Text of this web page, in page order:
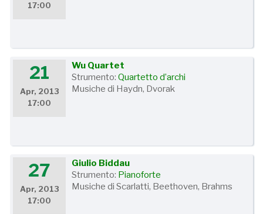
17:00
21
Apr, 2013
17:00
Wu Quartet
Strumento:Quartetto d’archi
Musiche di Haydn, Dvorak
27
Apr, 2013
17:00
Giulio Biddau
Strumento: Pianoforte
Musiche di Scarlatti, Beethoven, Brahms